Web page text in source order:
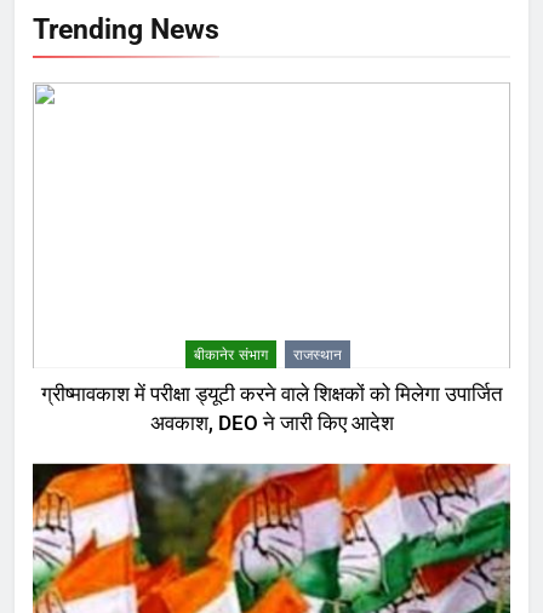
Trending News
बीकानेर संभाग राजस्थान
ग्रीष्मावकाश में परीक्षा ड्यूटी करने वाले शिक्षकों को मिलेगा उपार्जित
अवकाश, DEO ने जारी किए आदेश